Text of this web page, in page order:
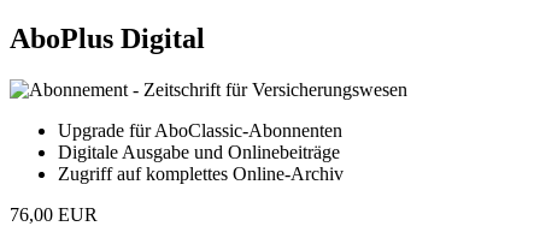
AboPlus Digital
Upgrade für AboClassic-Abonnenten
Digitale Ausgabe und Onlinebeiträge
Zugriff auf komplettes Online-Archiv
76,00 EUR